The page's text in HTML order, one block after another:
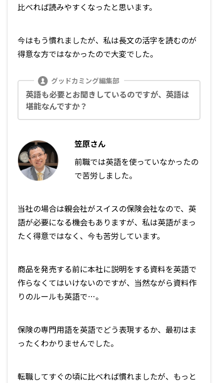
比べれば読みやすくなったと思います。
今はもう慣れましたが、私は長文の活字を読むのが
得意な方ではなかったので大変でした。
英語も必要とお聞きしているのですが、英語は
堪能なんですか？
笠原さん
前職では英語を使っていなかったの
で苦労しました。
当社の場合は親会社がスイスの保険会社なので、英
語が必要になる機会もありますが、私は英語がまっ
たく得意ではなく、今も苦労しています。
商品を発売する前に本社に説明をする資料を英語で
作らなくてはいけないのですが、当然ながら資料作
りのルールも英語で…。
保険の専門用語を英語でどう表現するか、最初はま
ったくわかりませんでした。
転職してすぐの頃に比べれば慣れましたが、もっと